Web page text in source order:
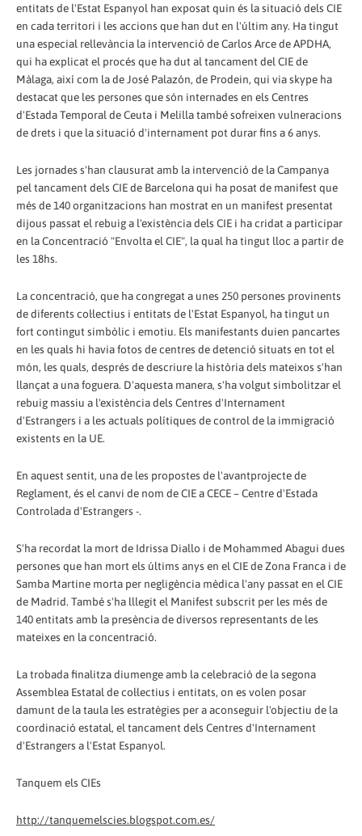
entitats de l'Estat Espanyol han exposat quin és la situació dels CIE
en cada territori i les accions que han dut en l'últim any. Ha tingut
una especial rellevància la intervenció de Carlos Arce de APDHA,
qui ha explicat el procés que ha dut al tancament del CIE de
Màlaga, així com la de José Palazón, de Prodein, qui via skype ha
destacat que les persones que són internades en els Centres
d'Estada Temporal de Ceuta i Melilla també sofreixen vulneracions
de drets i que la situació d'internament pot durar fins a 6 anys.
Les jornades s'han clausurat amb la intervenció de la Campanya
pel tancament dels CIE de Barcelona qui ha posat de manifest que
més de 140 organitzacions han mostrat en un manifest presentat
dijous passat el rebuig a l'existència dels CIE i ha cridat a participar
en la Concentració "Envolta el CIE", la qual ha tingut lloc a partir de
les 18hs.
La concentració, que ha congregat a unes 250 persones provinents
de diferents col·lectius i entitats de l'Estat Espanyol, ha tingut un
fort contingut simbòlic i emotiu. Els manifestants duien pancartes
en les quals hi havia fotos de centres de detenció situats en tot el
món, les quals, després de descriure la història dels mateixos s'han
llançat a una foguera. D'aquesta manera, s'ha volgut simbolitzar el
rebuig massiu a l'existència dels Centres d'Internament
d'Estrangers i a les actuals polítiques de control de la immigració
existents en la UE.
En aquest sentit, una de les propostes de l'avantprojecte de
Reglament, és el canvi de nom de CIE a CECE – Centre d'Estada
Controlada d'Estrangers -.
S'ha recordat la mort de Idrissa Diallo i de Mohammed Abagui dues
persones que han mort els últims anys en el CIE de Zona Franca i de
Samba Martine morta per negligència mèdica l'any passat en el CIE
de Madrid. També s'ha lllegit el Manifest subscrit per les més de
140 entitats amb la presència de diversos representants de les
mateixes en la concentració.
La trobada finalitza diumenge amb la celebració de la segona
Assemblea Estatal de col·lectius i entitats, on es volen posar
damunt de la taula les estratègies per a aconseguir l'objectiu de la
coordinació estatal, el tancament dels Centres d'Internament
d'Estrangers a l'Estat Espanyol.
Tanquem els CIEs
http://tanquemelscies.blogspot.com.es/